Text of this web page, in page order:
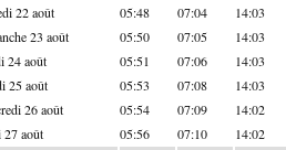
22 août 05:48 07:04 14:03
23 août 05:50 07:05 14:03
24 août 05:51 07:06 14:03
25 août 05:53 07:08 14:03
26 août 05:54 07:09 14:02
27 août 05:56 07:10 14:02